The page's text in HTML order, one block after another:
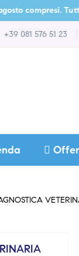
Tutti
+39 081 576 51 23